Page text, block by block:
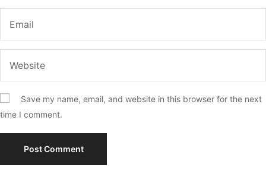
Save my name, email, and website in this browser for the next
time I comment.